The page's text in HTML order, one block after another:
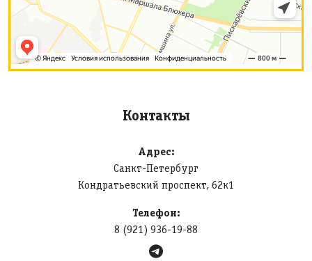
Контакты
Адрес:
Санкт-Петербург
Кондратьевский проспект, 62к1
Телефон:
8 (921) 936-19-88